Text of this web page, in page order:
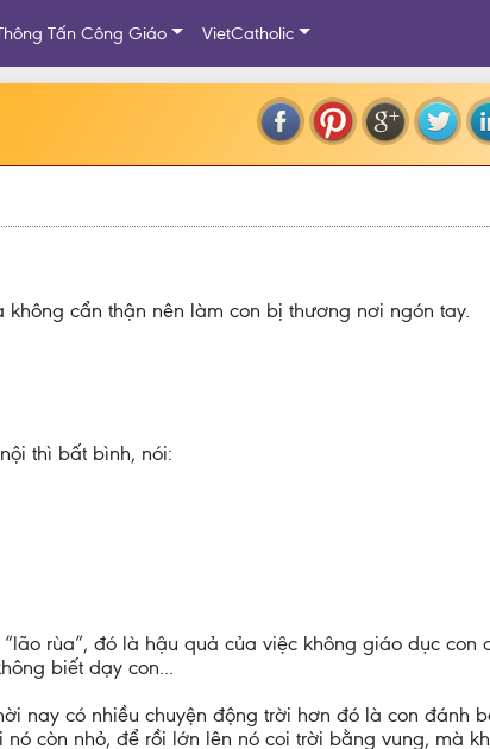
Tấn Công Giáo VietCatholic
cẩn thận nên làm con bị thương nơi ngón tay.
thì bất bình, nói:
rùa”, đó là hậu quả của việc không giáo dục
biết dạy con...
nay có nhiều chuyện động trời hơn đó là con đánh
còn nhỏ, để rồi lớn lên nó coi trời bằng vung, mà